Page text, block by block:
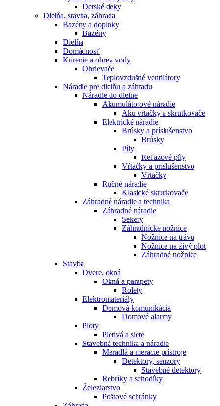
Detské deky
Dielňa, stavba, záhrada
Bazény a doplnky
Bazény
Dielňa
Domácnosť
Kúrenie a ohrev vody
Ohrievače
Teplovzdušné ventilátory
Náradie pre dielňu a záhradu
Náradie do dielne
Akumulátorové náradie
Aku vŕtačky a skrutkovače
Elektrické náradie
Brúsky a príslušenstvo
Brúsky
Píly
Reťazové píly
Vŕtačky a príslušenstvo
Vŕtačky
Ručné náradie
Klasické skrutkovače
Záhradné náradie a technika
Záhradné náradie
Sekery
Záhradnícke nožnice
Nožnice na trávu
Nožnice na živý plot
Záhradné nožnice
Stavba
Dvere, okná
Okná a parapety
Rolety
Elektromateriály
Domová komunikácia
Domové alarmy
Ploty
Pletivá a siete
Stavebná technika a náradie
Meradlá a meracie prístroje
Detektory, senzory
Stavebné detektory
Rebríky a schodíky
Železiarstvo
Poštové schránky